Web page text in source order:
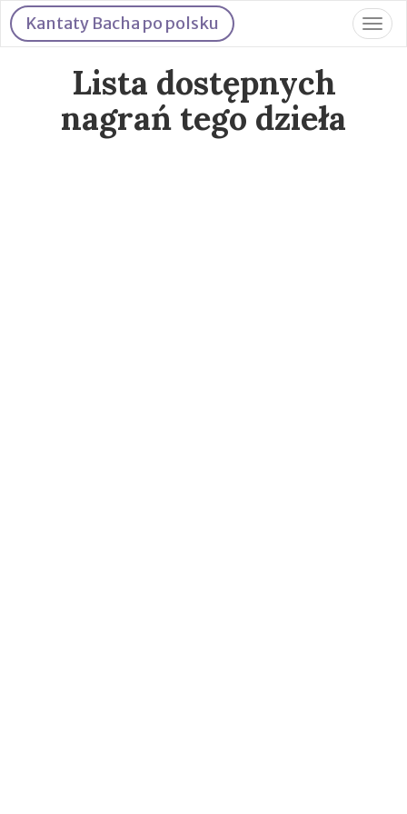
Kantaty Bacha po polsku
Lista dostępnych
nagrań tego dzieła